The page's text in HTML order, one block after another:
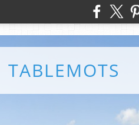
TABLEMOTS